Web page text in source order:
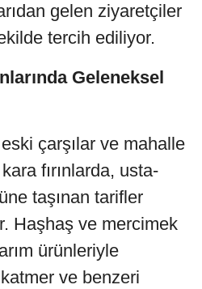
gelen ziyaretçiler
tercih ediliyor.
Geleneksel
çarşılar ve mahalle
fırınlarda, usta-
taşınan tarifler
Haşhaş ve mercimek
ürünleriyle
ve benzeri